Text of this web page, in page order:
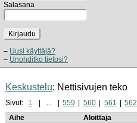
Salasana
Kirjaudu
Uusi käyttäjä?
Unohditko tietosi?
Keskustelu: Nettisivujen teko
Sivut: 1 ... 559 560 561 562
Aihe
Aloittaja